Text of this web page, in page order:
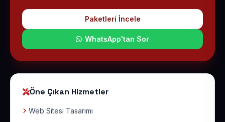
Paketleri İncele
WhatsApp'tan Sor
Öne Çıkan Hizmetler
Web Sitesi Tasarımı